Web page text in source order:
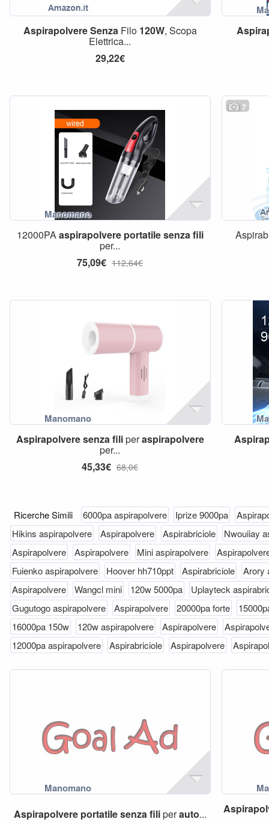
AspirapolvereSenzaFilo 120W, Scopa
Elettrica...
29,22€
12000PAaspirapolvere portatilesenzafili
per...
75,09€ 112,64€
7
Aspirapolveresenzafiliperaspirapolvere
per...
45,33€ 68,0€
Ricerche Simili 6000pa aspirapolvere Iprize 9000pa
Hikins aspirapolvere
Aspirapolvere Aspirabriciole
Nwouiiay
Aspirapolvere
Aspirapolvere Mini aspirapolvere
Fuienko aspirapolvere
Hoover hh710ppt Aspirabriciole
Arory
Aspirapolvere
Wangcl mini 120w 5000pa
Uplayteck
Gugutogo aspirapolvere
Aspirapolvere 20000pa forte
16000pa 150w
120w aspirapolvere Aspirapolvere
12000pa aspirapolvere
Aspirabriciole Aspirapolvere
Aspirapolvere portatilesenzafiliperauto...